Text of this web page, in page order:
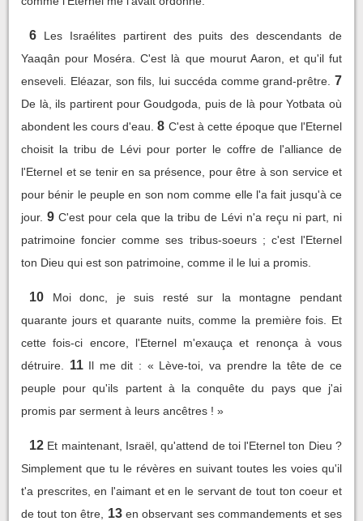
6
Les Israélites partirent des puits des descendants de
Yaaqân pour Moséra. C'est là que mourut Aaron, et qu'il fut
enseveli. Eléazar, son fils, lui succéda comme grand-prêtre. 7
De là, ils partirent pour Goudgoda, puis de là pour Yotbata où
abondent les cours d'eau. 8 C'est à cette époque que l'Eternel
choisit la tribu de Lévi pour porter le coffre de l'alliance de
l'Eternel et se tenir en sa présence, pour être à son service et
pour bénir le peuple en son nom comme elle l'a fait jusqu'à ce
jour. 9 C'est pour cela que la tribu de Lévi n'a reçu ni part, ni
patrimoine foncier comme ses tribus-soeurs ; c'est l'Eternel
ton Dieu qui est son patrimoine, comme il le lui a promis.
10
Moi donc, je suis resté sur la montagne pendant
quarante jours et quarante nuits, comme la première fois. Et
cette fois-ci encore, l'Eternel m'exauça et renonça à vous
détruire.
11 Il me dit : « Lève-toi, va prendre la tête de ce
peuple pour qu'ils partent à la conquête du pays que j'ai
promis par serment à leurs ancêtres ! »
12 Et maintenant, Israël, qu'attend de toi l'Eternel ton Dieu ?
Simplement que tu le révères en suivant toutes les voies qu'il
t'a prescrites, en l'aimant et en le servant de tout ton coeur et
de tout ton être,
13 en observant ses commandements et ses